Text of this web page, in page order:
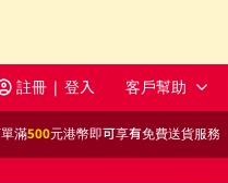
註冊 | 登入 客戶幫助
滿500元港幣即可享有免費送貨服務